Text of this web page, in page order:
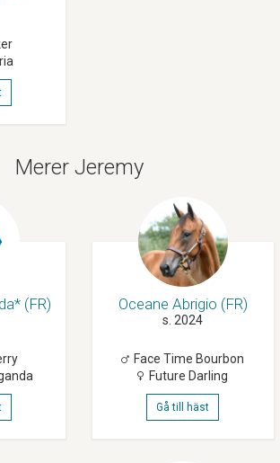
Merer Jeremy
(FR) Oceane Abrigio (FR)
s. 2024
Face Time Bourbon
Future Darling
Gå till häst